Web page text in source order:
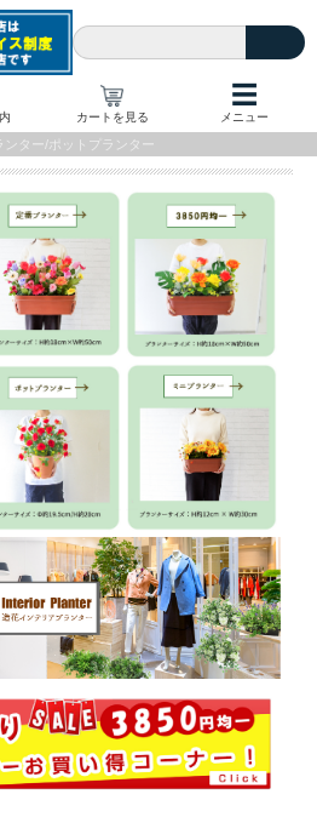
カートを見る
☰
メニュー
ンター/ポットプランター